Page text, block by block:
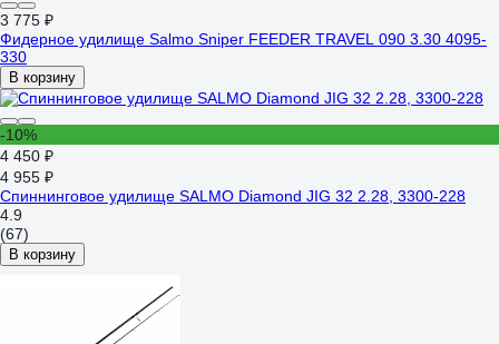
3 775 ₽
Фидерное удилище Salmo Sniper FEEDER TRAVEL 090 3.30 4095-
330
В корзину
-10%
4 450 ₽
4 955 ₽
Спиннинговое удилище SALMO Diamond JIG 32 2.28, 3300-228
4.9
(67)
В корзину